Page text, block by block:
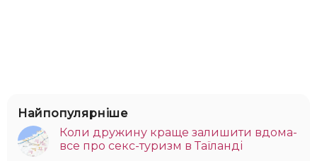
Найпопулярніше
Коли дружину краще залишити вдома-
все про секс-туризм в Таїланді